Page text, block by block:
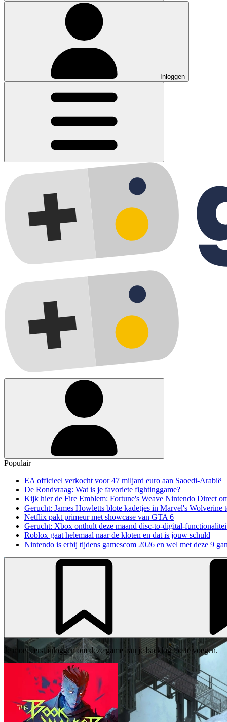
Inloggen
Populair
EA officieel verkocht voor 47 miljard euro aan Saoedi-Arabië
De Rondvraag: Wat is je favoriete fightinggame?
Kijk hier de Fire Emblem: Fortune's Weave Nintendo Direct
Gerucht: James Howletts blote kadetjes in Marvel's Wolverine
Netflix pakt primeur met showcase van GTA 6
Gerucht: Xbox onthult deze maand disc-to-digital-
Roblox gaat helemaal naar de kloten en dat is jouw schuld
Nintendo is erbij tijdens gamescom 2026 en wel met deze 9
Je moet eerst inloggen om deze game aan je backlog toe te voegen.